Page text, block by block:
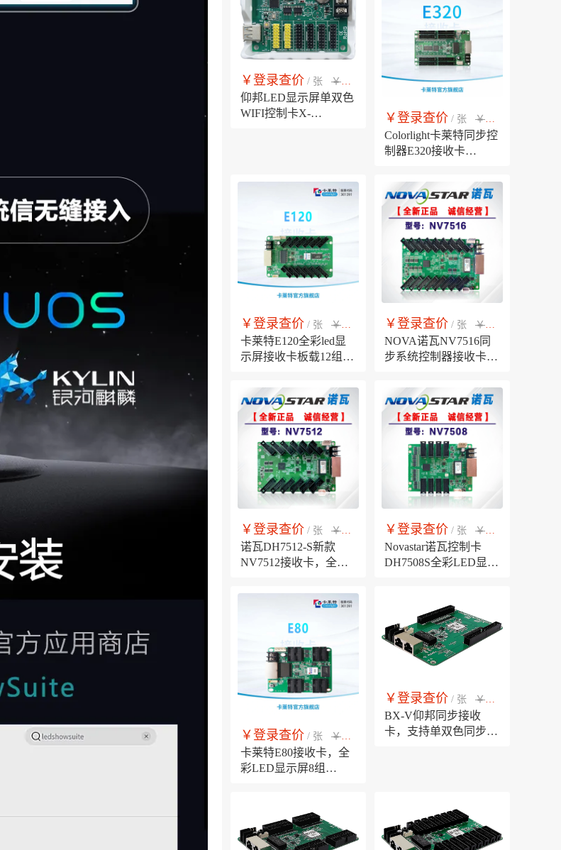
度传感器、RS485环境
传感器接口
￥登录查价 / 张 ￥市场销售价
仰邦LED显示屏单双色
WIFI控制卡X-
￥登录查价 / 张 ￥市场销售价
Colorlight卡莱特同步控
制器E320接收卡
屏显示控制接收设备
￥登录查价 / 张 ￥市场销售价
卡莱特E120全彩led显
示屏接收卡板载12组
显示屏同步系统控制卡
￥登录查价 / 张 ￥市场销售价
NOVA诺瓦NV7516同
步系统控制器接收卡
显示屏控制系统自带
HUB75E接口
￥登录查价 / 张 ￥市场销售价
诺瓦DH7512-S新款
NV7512接收卡，全彩
NOVA同步控制系统
￥登录查价 / 张 ￥市场销售价
Novastar诺瓦控制卡
DH7508S全彩LED显示
￥登录查价 / 张 ￥市场销售价
卡莱特E80接收卡，全
彩LED显示屏8组
￥登录查价 / 张 ￥市场销售价
BX-V仰邦同步接收
卡，支持单双色同步显